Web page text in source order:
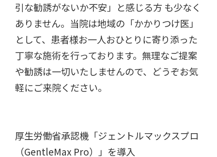
引な勧誘がないか不安」と感じる方 も少なく
ありません。当院は地域の「かかりつけ医」
として、患者様お一人おひとりに寄り添った
丁寧な施術を行っております。無理なご提案
や勧誘は一切いたしませんので、どうぞお気
軽にご来院ください。
厚生労働省承認機「ジェントルマックスプロ
（GentleMax Pro）」を導入